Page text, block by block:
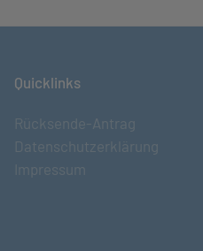
Quicklinks
Rücksende-Antrag
Datenschutzerklärung
Impressum